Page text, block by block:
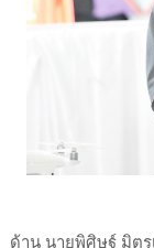
ด้าน นายพิศิษฐ์ มิตร